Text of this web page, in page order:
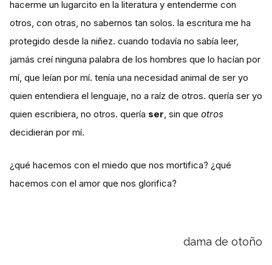
hacerme un lugarcito en la literatura y entenderme con
otros, con otras, no sabernos tan solos. la escritura me ha
protegido desde la niñez. cuando todavía no sabía leer,
jamás creí ninguna palabra de los hombres que lo hacían por
mí, que leían por mí. tenía una necesidad animal de ser yo
quien entendiera el lenguaje, no a raíz de otros. quería ser yo
quien escribiera, no otros. quería ser, sin que otros
decidieran por mí.
¿qué hacemos con el miedo que nos mortifica? ¿qué
hacemos con el amor que nos glorifica?
dama de otoño